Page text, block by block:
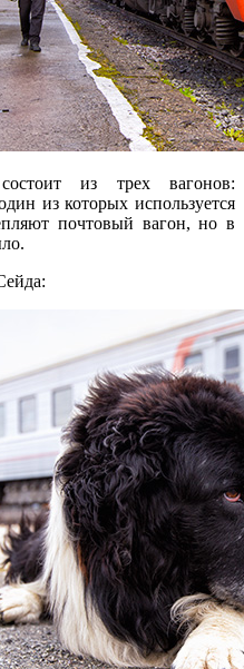
из трех вагонов:
из которых используется
почтовый вагон, но в